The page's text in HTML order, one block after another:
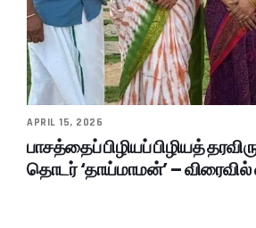
APRIL 15, 2026
பாசத்தைப் பிழியப் பிழியத்
தொடர் ‘தாய்மாமன்’ – விரைவில்